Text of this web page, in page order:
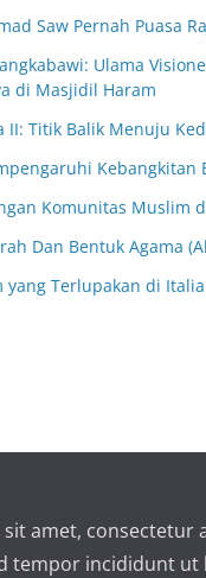
Saw Pernah Puasa
Ulama
di Masjidil Haram
II: Titik Balik Menuju
Kebangkitan
Komunitas Muslim
Dan Bentuk Agama
yang Terlupakan di
amet, consectetur
tempor incididunt ut